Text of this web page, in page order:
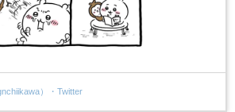
）・Twitter